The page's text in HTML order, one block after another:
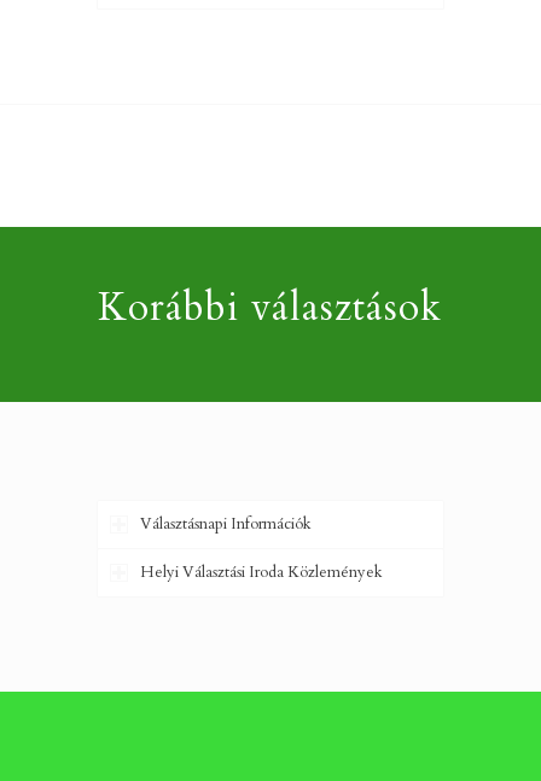
Korábbi választások
Választásnapi Információk
Helyi Választási Iroda Közlemények